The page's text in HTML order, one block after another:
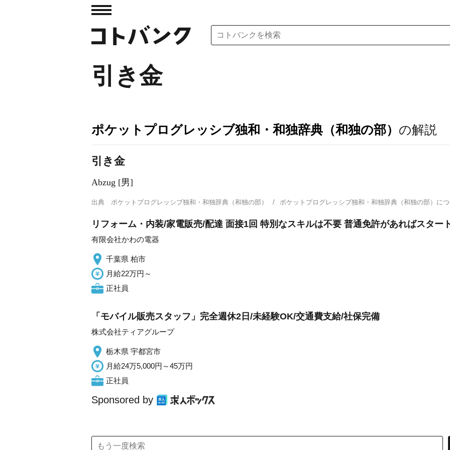
引き金
ポケットプログレッシブ独和・和独辞典（和独の部） の解説
引き金
Abzug [男]
出典 ポケットプログレッシブ独和・和独辞典（和独の部） ポケットプログレッシブ独和・和独辞典（和独の部）
リフォーム・内装/家電販売/配達 面接1回 特別なスキルは不要 普通免許があればスター
有限会社かわの電器
千葉県 柏市
月給22万円～
正社員
「モバイル販売スタッフ」完全週休2日/未経験OK/交通費支給/社保完備
株式会社ティアグループ
栃木県 宇都宮市
月給24万5,000円～45万円
正社員
Sponsored by